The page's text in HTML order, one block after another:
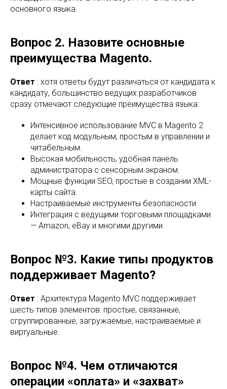
основного языка.
Вопрос 2. Назовите основные
преимущества Magento.
Ответ : хотя ответы будут различаться от кандидата к
кандидату, большинство ведущих разработчиков
сразу отмечают следующие преимущества языка:
Интенсивное использование MVC в Magento 2
делает код модульным, простым в управлении и
читабельным.
Высокая мобильность, удобная панель
администратора с сенсорным экраном.
Мощные функции SEO, простые в создании XML-
карты сайта.
Настраиваемые инструменты безопасности.
Интеграция с ведущими торговыми площадками
— Amazon, eBay и многими другими.
Вопрос №3. Какие типы продуктов
поддерживает Magento?
Ответ : Архитектура Magento MVC поддерживает
шесть типов элементов: простые, связанные,
сгруппированные, загружаемые, настраиваемые и
виртуальные.
Вопрос №4. Чем отличаются
операции «оплата» и «захват»